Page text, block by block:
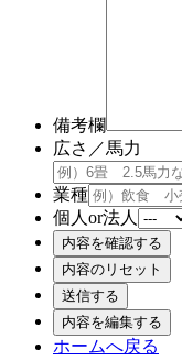
備考欄
広さ／馬力
業種
個人or法人
ホームへ戻る